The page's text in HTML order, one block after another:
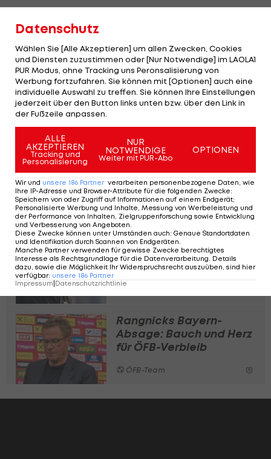
STARTEN
ÖFB-Team: Der
Großkader für die EURO
2024
ÖFB-Team
Kader-Fragen: Alabas
Rolle, Verletzte und ein
Neuer
Rangnicks Bayern-
Absage: Bauch und Herz
für ÖFB-Verbleib
ÖFB-Team
Datenschutz
Wählen Sie [Alle Akzeptieren] um allen Zwecken, Cookies
und Diensten zuzustimmen oder [Nur Notwendige] im LAOLA1
PUR Modus, ohne Tracking uns Peronsalisierung von
Werbung fortzufahren. Sie können mit [Optionen] auch eine
individuelle Auswahl zu treffen. Sie können Ihre Einstellungen
jederzeit über den Button links unten bzw. über den Link in
der Fußzeile anpassen.
ALLE
AKZEPTIEREN
Tracking und
Personalisierung
NUR
NOTWENDIGE
Weiter mit PUR-Abo
OPTIONEN
Wir und unsere 186 Partner verarbeiten personenbezogene Daten, wie
Ihre IP-Adresse und Browser-Attribute für die folgenden Zwecke:
Speichern von oder Zugriff auf Informationen auf einem Endgerät;
Personalisierte Werbung und Inhalte, Messung von Werbeleistung und
der Performance von Inhalten, Zielgruppenforschung sowie Entwicklung
und Verbesserung von Angeboten.
Diese Zwecke können unter Umständen auch: Genaue Standortdaten
und Identifikation durch Scannen von Endgeräten.
Manche Partner verwenden für gewisse Zwecke berechtigtes
Interesse als Rechtsgrundlage für die Datenverarbeitung. Details
dazu, sowie die Möglichkeit Ihr Widerspruchsrecht auszuüben, sind hier
verfügbar: unsere 186 Partner
Impressum Datenschutzrichtlinie